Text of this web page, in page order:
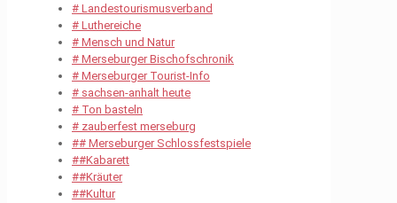
# Landestourismusverband
# Luthereiche
# Mensch und Natur
# Merseburger Bischofschronik
# Merseburger Tourist-Info
# sachsen-anhalt heute
# Ton basteln
# zauberfest merseburg
## Merseburger Schlossfestspiele
##Kabarett
##Kräuter
##Kultur